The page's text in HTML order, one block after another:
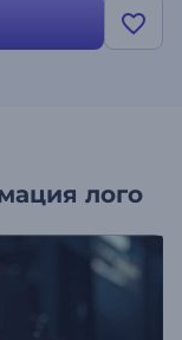
прямо
на
лого